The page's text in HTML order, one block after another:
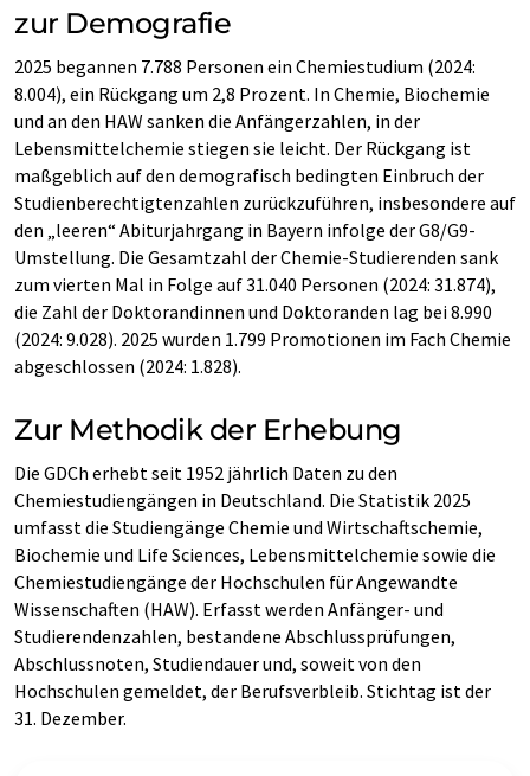
zur Demografie
2025 begannen 7.788 Personen ein Chemiestudium (2024:
8.004), ein Rückgang um 2,8 Prozent. In Chemie, Biochemie
und an den HAW sanken die Anfängerzahlen, in der
Lebensmittelchemie stiegen sie leicht. Der Rückgang ist
maßgeblich auf den demografisch bedingten Einbruch der
Studienberechtigtenzahlen zurückzuführen, insbesondere auf
den „leeren“ Abiturjahrgang in Bayern infolge der G8/G9-
Umstellung. Die Gesamtzahl der Chemie-Studierenden sank
zum vierten Mal in Folge auf 31.040 Personen (2024: 31.874),
die Zahl der Doktorandinnen und Doktoranden lag bei 8.990
(2024: 9.028). 2025 wurden 1.799 Promotionen im Fach Chemie
abgeschlossen (2024: 1.828).
Zur Methodik der Erhebung
Die GDCh erhebt seit 1952 jährlich Daten zu den
Chemiestudiengängen in Deutschland. Die Statistik 2025
umfasst die Studiengänge Chemie und Wirtschaftschemie,
Biochemie und Life Sciences, Lebensmittelchemie sowie die
Chemiestudiengänge der Hochschulen für Angewandte
Wissenschaften (HAW). Erfasst werden Anfänger- und
Studierendenzahlen, bestandene Abschlussprüfungen,
Abschlussnoten, Studiendauer und, soweit von den
Hochschulen gemeldet, der Berufsverbleib. Stichtag ist der
31. Dezember.